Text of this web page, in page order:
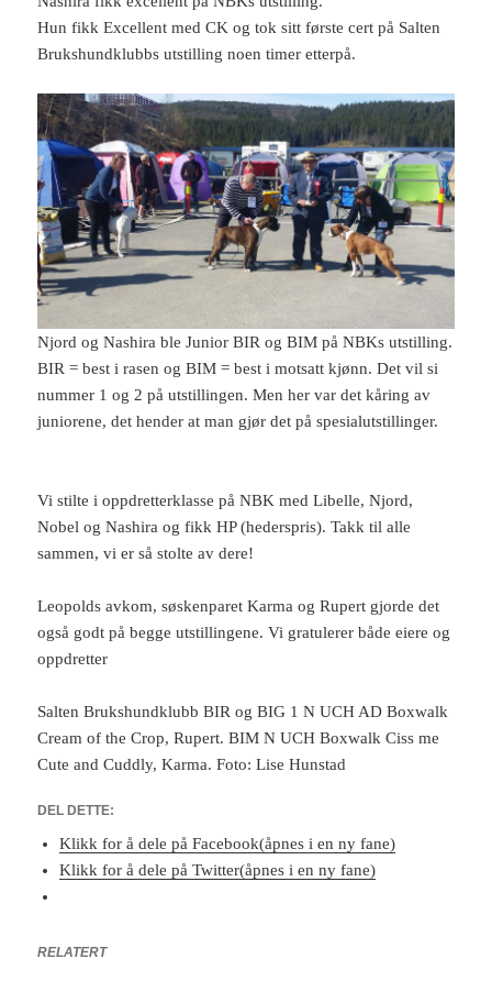
Hun fikk Excellent med CK og tok sitt første cert på Salten
Brukshundklubbs utstilling noen timer etterpå.
Njord og Nashira ble Junior BIR og BIM på NBKs utstilling.
BIR = best i rasen og BIM = best i motsatt kjønn. Det vil si
nummer 1 og 2 på utstillingen. Men her var det kåring av
juniorene, det hender at man gjør det på spesialutstillinger.
Vi stilte i oppdretterklasse på NBK med Libelle, Njord,
Nobel og Nashira og fikk HP (hederspris). Takk til alle
sammen, vi er så stolte av dere!
Leopolds avkom, søskenparet Karma og Rupert gjorde det
også godt på begge utstillingene. Vi gratulerer både eiere og
oppdretter
Salten Brukshundklubb BIR og BIG 1 N UCH AD Boxwalk
Cream of the Crop, Rupert. BIM N UCH Boxwalk Ciss me
Cute and Cuddly, Karma. Foto: Lise Hunstad
DEL DETTE:
Klikk for å dele på Facebook(åpnes i en ny fane)
Klikk for å dele på Twitter(åpnes i en ny fane)
RELATERT